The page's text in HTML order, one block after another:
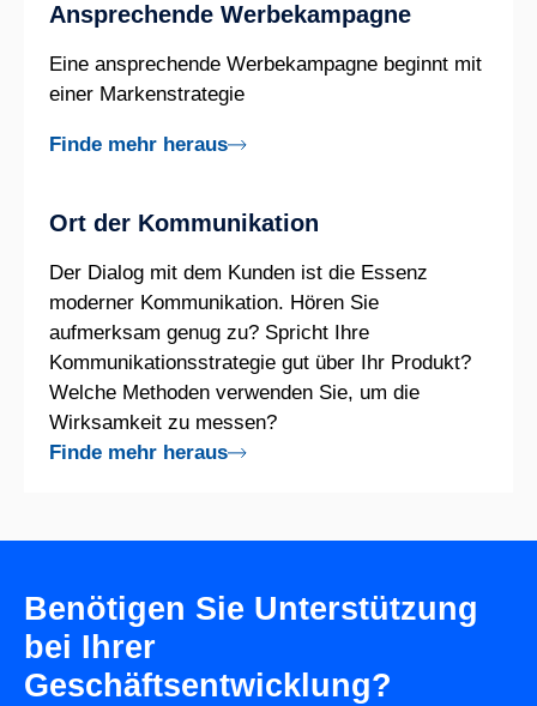
Ansprechende Werbekampagne
Eine ansprechende Werbekampagne beginnt mit
einer Markenstrategie
Finde mehr heraus
Ort der Kommunikation
Der Dialog mit dem Kunden ist die Essenz
moderner Kommunikation. Hören Sie
aufmerksam genug zu? Spricht Ihre
Kommunikationsstrategie gut über Ihr Produkt?
Welche Methoden verwenden Sie, um die
Wirksamkeit zu messen?
Finde mehr heraus
Benötigen Sie Unterstützung
bei Ihrer
Geschäftsentwicklung?